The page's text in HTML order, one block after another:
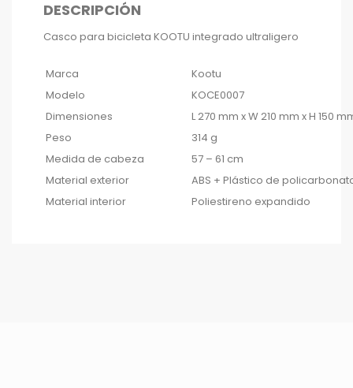
DESCRIPCIÓN
Casco para bicicleta KOOTU integrado ultraligero
Marca
Kootu
Modelo
KOCE0007
Dimensiones
L 270 mm x W 210 mm x H 150
Peso
314 g
Medida de cabeza
57 – 61 cm
Material exterior
ABS + Plástico de
Material interior
Poliestireno expandido